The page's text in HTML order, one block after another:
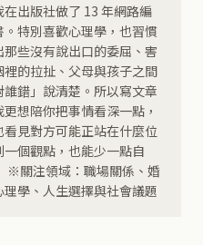
在出版社做了 13 年網路編
特別喜歡心理學，也習慣
些沒有說出口的委屈、害
的拉扯、父母與孩子之間
錯」說清楚。所以寫文章
想陪你把事情看深一點，
見對方可能正站在什麼位
個觀點，也能少一點自
※關注領域：職場關係、婚
學、人生選擇與社會議題